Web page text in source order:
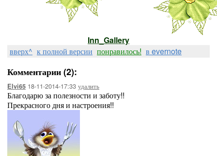
Inn_Gallery
вверх^ к полной версии понравилось! в evernote
Комментарии (2):
Elvi65 18-11-2014-17:33 удалить
Благодарю за полезности и заботу!!
Прекрасного дня и настроения!!